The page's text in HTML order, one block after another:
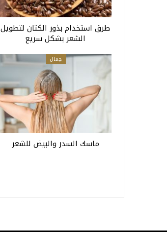
طرق استخدام بذور الكتان لتطويل
الشعر بشكل سريع
جمال
ماسك السدر والبيض للشعر